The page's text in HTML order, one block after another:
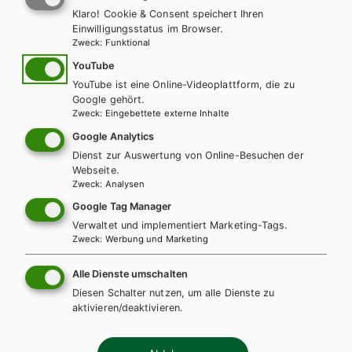
Zusatzmaterialdirekt im E-Book.
Dieses E-BOOK+ bietet Ihnen:
Interaktive Übungen
Downloads
Audiodateien
Externe Linkvorschläge
Lösungen
So kommen Sie zu Ihrem E-BOOK+:
Mit Ihrem gedruckten Schulbuch erhalten Sie einen
individuellen Zugangscode. Dieser kann auf der Plattform
digi4school.at eingelöst werden. Das E-BOOK+ wird direkt Ihrem
digitalen Bücherregal zugeordnet.
WEITERLESEN
Exklusiv über die Schulbuchaktion
Klaro! Cookie & Consent speichert Ihren
Einwilligungsstatus im Browser.
Zweck: Funktional
YouTube
YouTube ist eine Online-Videoplattform, die zu
Google gehört.
Zweck: Eingebettete externe Inhalte
Google Analytics
Dienst zur Auswertung von Online-Besuchen der
Webseite.
Zweck: Analysen
Google Tag Manager
Verwaltet und implementiert Marketing-Tags.
Zweck: Werbung und Marketing
Alle Dienste umschalten
Diesen Schalter nutzen, um alle Dienste zu
aktivieren/deaktivieren.